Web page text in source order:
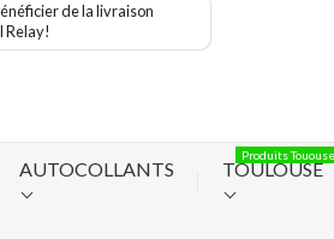
de la livraison
Relay!
AUTOCOLLANTS TOULOUSE
Produits Tououse